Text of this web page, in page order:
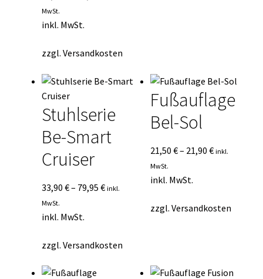
MwSt.
inkl. MwSt.
zzgl. Versandkosten
Stuhlserie
Be-Smart
Cruiser
33,90 €– 79,95 € inkl.
MwSt.
inkl. MwSt.
zzgl. Versandkosten
Fußauflage
Bel-Sol
21,50€– 21,90€ inkl.
MwSt.
inkl. MwSt.
zzgl.Versandkosten